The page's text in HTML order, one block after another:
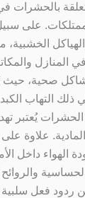
بالحشرات
على
الخشبية،
المنازل
صحية، حيث
ذلك التهاب
يُعتبر
علاوة
الهواء داخل
والروائح
ردود فعل سلبية